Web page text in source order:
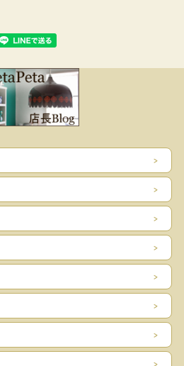
アンヌ・ゲァバー）
なくよいヴィンテージコンディションです。